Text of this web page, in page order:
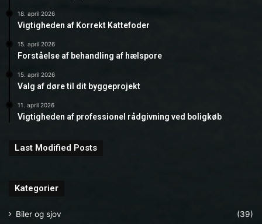
18. april 2026
Vigtigheden af Korrekt Kattefoder
15. april 2026
Forståelse af behandling af hælspore
15. april 2026
Valg af døre til dit byggeprojekt
11. april 2026
Vigtigheden af professionel rådgivning ved boligkøb
Last Modified Posts
Kategorier
Biler og sjov
(39)